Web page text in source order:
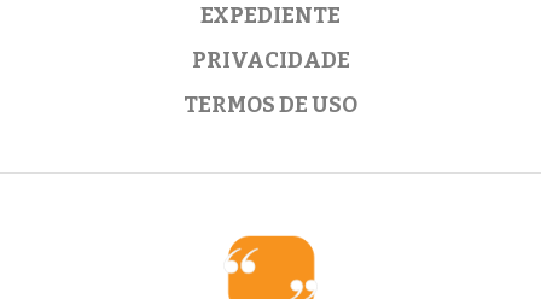
EXPEDIENTE
PRIVACIDADE
TERMOS DE USO